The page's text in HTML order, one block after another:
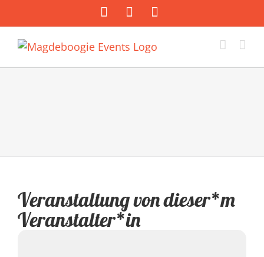
Inhalt
springen
FacebookInstagram
Mail
Veranstaltung von dieser*m
Veranstalter*in